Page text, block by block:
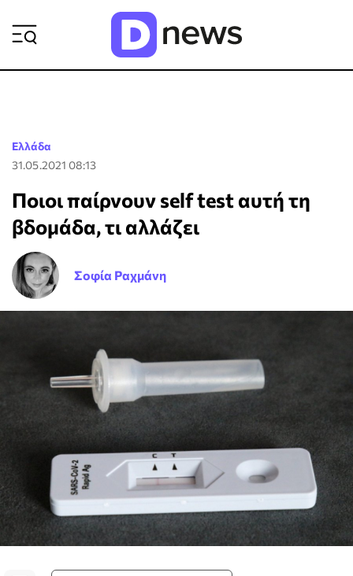
Ελλάδα
31.05.2021 08:13
Ποιοι παίρνουν self test αυτή τη
βδομάδα, τι αλλάζει
Σοφία Ραχμάνη